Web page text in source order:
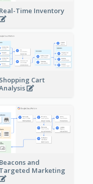
Real-Time Inventory
Shopping Cart
Beacons and
Targeted Marketing